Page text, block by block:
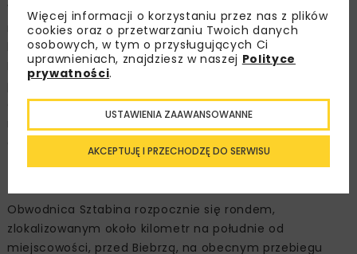
Wykonawca opracowując dokumentację przygotował
rozwiązania umożliwiające dobudowę drugiej jezdni w
kolejnym etapie prac. Po niedawnej zmianie Rządowego
Programu Budowy Dróg Krajowych do 2030 r. (z
perspektywą do 2033 r.) i wpisaniu na listę zadań drogi
ekspresowej S8 Białystok – Augustów – Raczki, możemy
Obwodnica Sztabina rozpocznie się rondem,
zlokalizowanym około kilometr na południe od
miejscowości, przed Biebrzą, na obecnym przebiegu
Więcej informacji o korzystaniu przez nas z plików
cookies oraz o przetwarzaniu Twoich danych
osobowych, w tym o przysługujących Ci
uprawnieniach, znajdziesz w naszej Polityce
prywatności.
AKCEPTUJĘ I PRZECHODZĘ DO SERWISU
USTAWIENIA ZAAWANSOWANNE